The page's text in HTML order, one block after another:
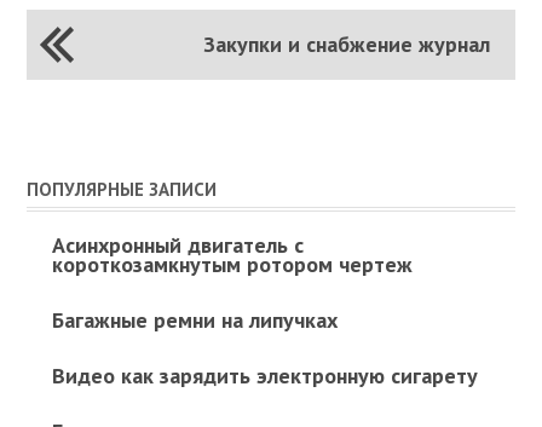
Закупки и снабжение журнал
ПОПУЛЯРНЫЕ ЗАПИСИ
Асинхронный двигатель с
короткозамкнутым ротором чертеж
Багажные ремни на липучках
Видео как зарядить электронную сигарету